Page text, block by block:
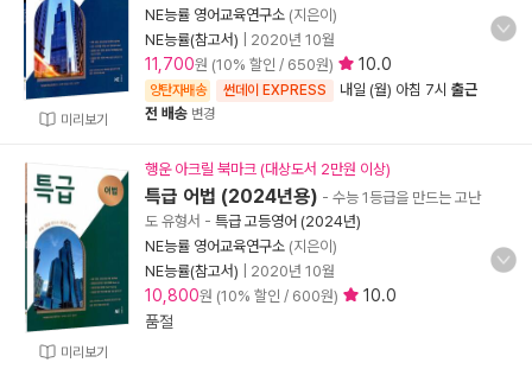
미리보기
NE능률 영어교육연구소 (지은이)
NE능률(참고서)
2020년 10월
11,700원 (10% 할인 / 650원) 10.0
양탄자배송 썬데이 EXPRESS 내일 (월) 아침 7시 출근
전 배송 변경
미리보기
행운 아크릴 북마크 (대상도서 2만원 이상)
특급 어법 (2024년용) - 수능 1등급을 만드는 고난
도 유형서 - 특급 고등영어 (2024년)
NE능률 영어교육연구소 (지은이)
NE능률(참고서)
2020년 10월
10,800원 (10% 할인 / 600원)
10.0
품절